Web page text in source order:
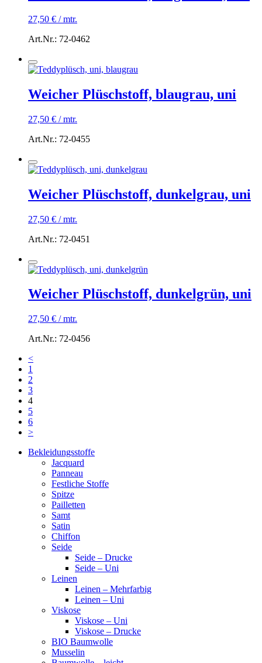
27,50 € /mtr.
Art.Nr.: 72-0462
Weicher Plüschstoff, blaugrau, uni
27,50 € /mtr.
Art.Nr.: 72-0455
Weicher Plüschstoff, dunkelgrau, uni
27,50 € /mtr.
Art.Nr.: 72-0451
Weicher Plüschstoff, dunkelgrün, uni
27,50 € /mtr.
Art.Nr.: 72-0456
<
1
2
3
4
5
6
>
Bekleidungsstoffe
Jacquard
Panneau
Festliche Stoffe
Spitze
Pailletten
Samt
Satin
Chiffon
Seide
Seide – Drucke
Seide – Uni
Leinen
Leinen – Mehrfarbig
Leinen – Uni
Viskose
Viskose – Uni
Viskose – Drucke
BIO Baumwolle
Musselin